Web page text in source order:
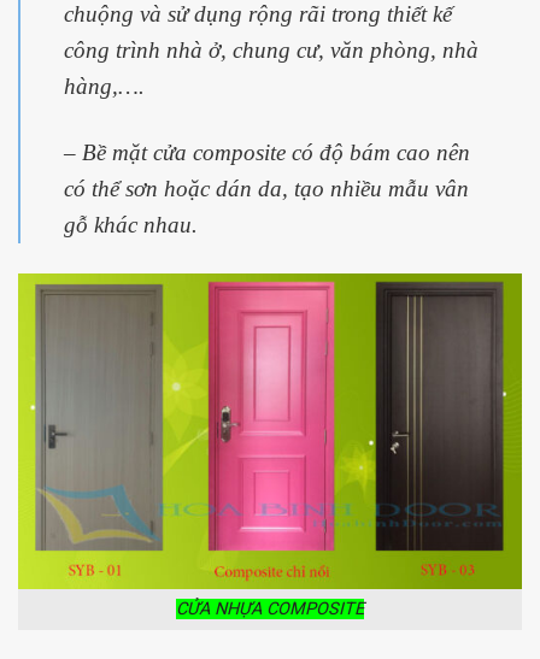
chuộng và sử dụng rộng rãi trong thiết kế
công trình nhà ở, chung cư, văn phòng, nhà
hàng,….
– Bề mặt cửa composite có độ bám cao nên
có thể sơn hoặc dán da, tạo nhiều mẫu vân
gỗ khác nhau.
CỬA NHỰA COMPOSITE